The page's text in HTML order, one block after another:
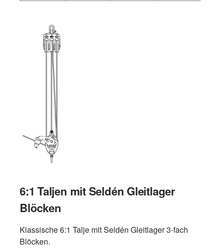
6:1 Taljen mit Seldén Gleitlager
Blöcken
Klassische 6:1 Talje mit Seldén Gleitlager 3-fach
Blöcken.